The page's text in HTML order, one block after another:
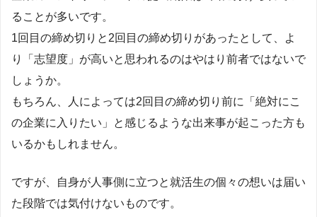
ることが多いです。
1回目の締め切りと2回目の締め切りがあったとして、よ
り「志望度」が高いと思われるのはやはり前者ではないで
しょうか。
もちろん、人によっては2回目の締め切り前に「絶対にこ
の企業に入りたい」と感じるような出来事が起こった方も
いるかもしれません。
ですが、自身が人事側に立つと就活生の個々の想いは届い
た段階では気付けないものです。